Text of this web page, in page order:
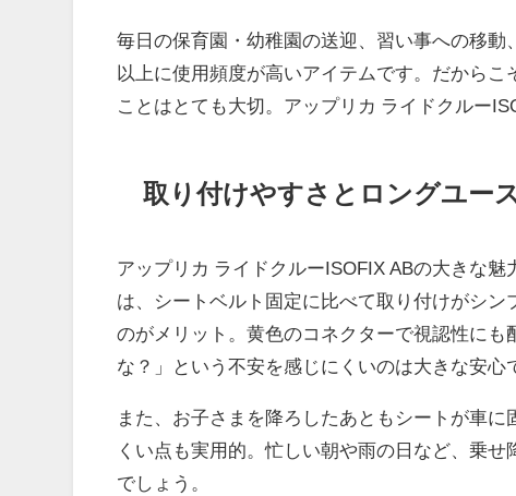
毎日の保育園・幼稚園の送迎、習い事への移
以上に使用頻度が高いアイテムです。だから
ことはとても大切。アップリカ ライドクルー
取り付けやすさとロングユー
アップリカ ライドクルーISOFIX ABの大きな魅
は、シートベルト固定に比べて取り付けがシ
のがメリット。黄色のコネクターで視認性に
な？」という不安を感じにくいのは大きな安心
また、お子さまを降ろしたあともシートが車
くい点も実用的。忙しい朝や雨の日など、乗
でしょう。